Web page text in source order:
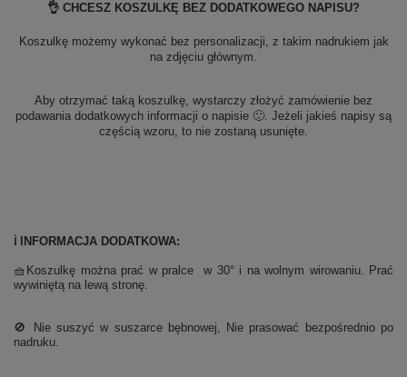
👌 CHCESZ KOSZULKĘ BEZ DODATKOWEGO NAPISU?
Koszulkę możemy wykonać bez personalizacji, z takim nadrukiem jak
na zdjęciu głównym.
Aby otrzymać taką koszulkę, wystarczy złożyć zamówienie bez
podawania dodatkowych informacji o napisie 🙂. Jeżeli jakieś napisy są
częścią wzoru, to nie zostaną usunięte.
ℹ️ INFORMACJA DODATKOWA:
🧺Koszulkę można prać w pralce w 30° i na wolnym wirowaniu. Prać
wywiniętą na lewą stronę.
🚫 Nie suszyć w suszarce bębnowej, Nie prasować bezpośrednio po
nadruku.